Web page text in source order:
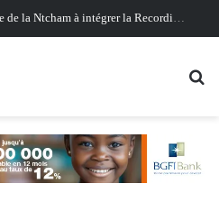
Oligui Nguema au Ghana : Libreville mise sur Accra pour renforcer sa stratégie diplomatique et économique